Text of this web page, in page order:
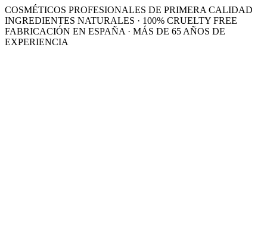
COSMÉTICOS PROFESIONALES DE PRIMERA CALIDAD
INGREDIENTES NATURALES · 100% CRUELTY FREE
FABRICACIÓN EN ESPAÑA · MÁS DE 65 AÑOS DE
EXPERIENCIA